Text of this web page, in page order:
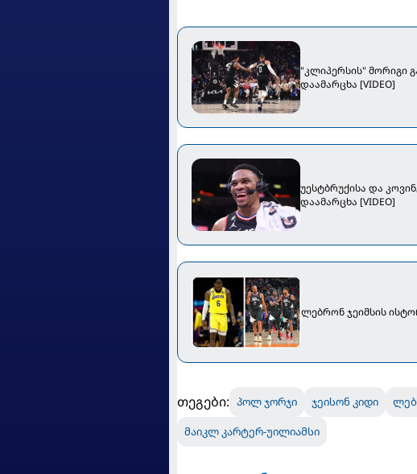
"კლიპერსის" მორიგი
დაამარცხა [VIDEO]
უესტბრუქისა და
დაამარცხა [VIDEO]
ლებრონ ჯეიმსის
თეგები: პოლ ჯორჯი ჯეისონ კიდი
მაიკლ კარტერ-უილიამსი